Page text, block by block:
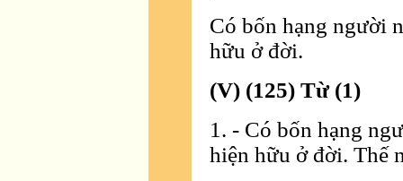
Có bốn hạng người
hữu ở đời.
(V) (125) Từ (1)
1. - Có bốn hạng
hiện hữu ở đời. Thế